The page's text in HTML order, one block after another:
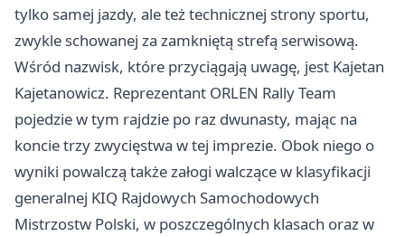
tylko samej jazdy, ale też technicznej strony sportu,
zwykle schowanej za zamkniętą strefą serwisową.
Wśród nazwisk, które przyciągają uwagę, jest Kajetan
Kajetanowicz. Reprezentant ORLEN Rally Team
pojedzie w tym rajdzie po raz dwunasty, mając na
koncie trzy zwycięstwa w tej imprezie. Obok niego o
wyniki powalczą także załogi walczące w klasyfikacji
generalnej KIQ Rajdowych Samochodowych
Mistrzostw Polski, w poszczególnych klasach oraz w